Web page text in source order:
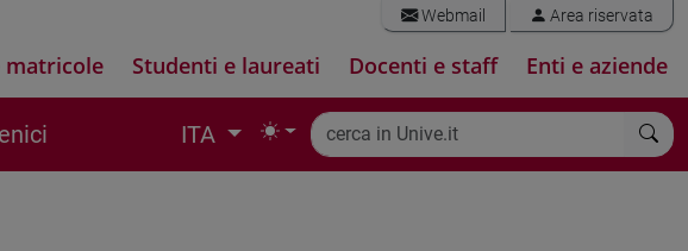
Webmail Area riservata
matricole Studenti e laureati Docenti e staff Enti e aziende
ITA